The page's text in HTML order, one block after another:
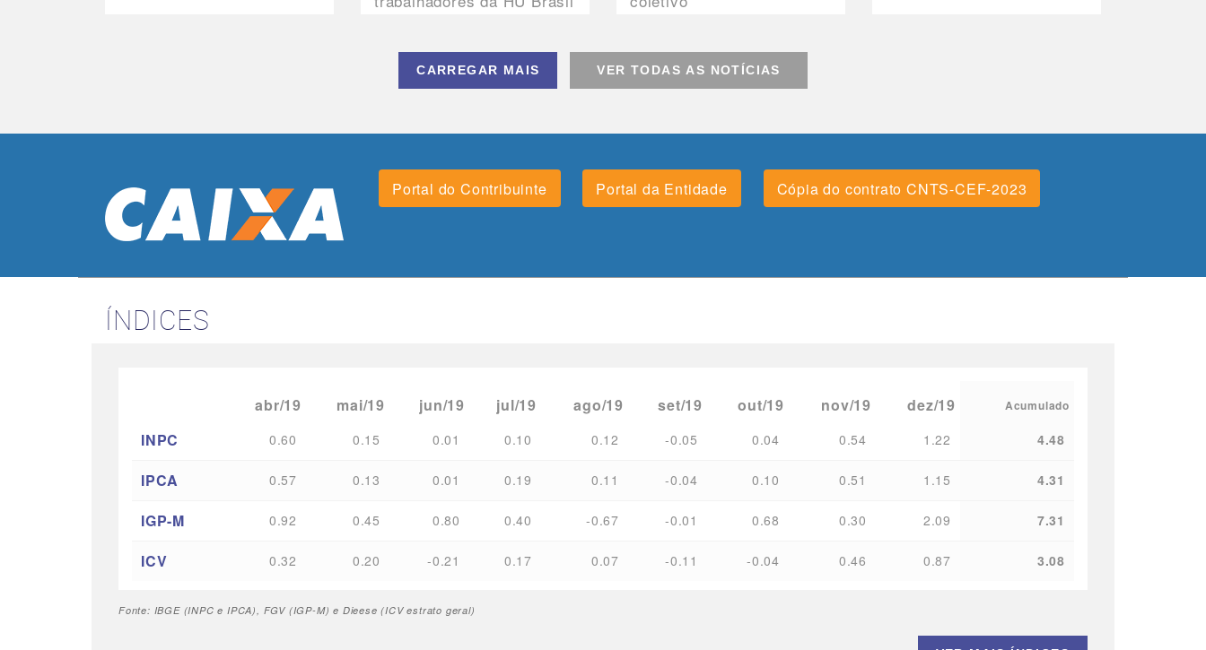
CARREGAR MAIS VER TODAS AS NOTÍCIAS
Portal do Contribuinte Portal da Entidade Cópia do contrato CNTS-CEF-2023
ÍNDICES
abr/19 mai/19 jun/19 jul/19 ago/19 set/19 out/19 nov/19 dez/19 Acumulado
INPC 0.60 0.15 0.01 0.10 0.12 -0.05 0.04 0.54 1.22 4.48
IPCA 0.57 0.13 0.01 0.19 0.11 -0.04 0.10 0.51 1.15 4.31
IGP-M 0.92 0.45 0.80 0.40 -0.67 -0.01 0.68 0.30 2.09 7.31
ICV 0.32 0.20 -0.21 0.17 0.07 -0.11 -0.04 0.46 0.87 3.08
Fonte: IBGE (INPC e IPCA), FGV (IGP-M) e Dieese (ICV estrato geral)